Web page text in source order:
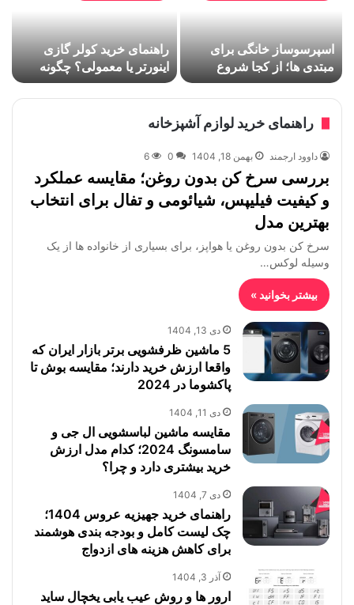
اسپرسوساز خانگی برای
مبتدی ها؛ از کجا شروع
کنیم؟
راهنمای خرید کولر گازی
اینورتر یا معمولی؟ چگونه
ظرفیت مناسب کولر گازی
را برای فضای خانه محاسبه
کنیم
راهنمای خرید لوازم آشپزخانه
داوود ارجمند بهمن 18, 1404 0
6
بررسی سرخ کن بدون روغن؛ مقایسه عملکرد
و کیفیت فیلیپس، شیائومی و تفال برای انتخاب
بهترین مدل
سرخ کن بدون روغن یا هواپز، برای بسیاری از خانواده ها از یک
وسیله لوکس…
بیشتر بخوانید »
دی 13, 1404
5 ماشین ظرفشویی برتر بازار ایران که
واقعا ارزش خرید دارند؛ مقایسه بوش تا
پاکشوما در 2024
دی 11, 1404
مقایسه ماشین لباسشویی ال جی و
سامسونگ 2024؛ کدام مدل ارزش
خرید بیشتری دارد و چرا؟
دی 7, 1404
راهنمای خرید جهیزیه عروس 1404؛
چک لیست کامل و بودجه بندی هوشمند
برای کاهش هزینه های ازدواج
آذر 3, 1404
ارور ها و روش عیب یابی یخچال ساید